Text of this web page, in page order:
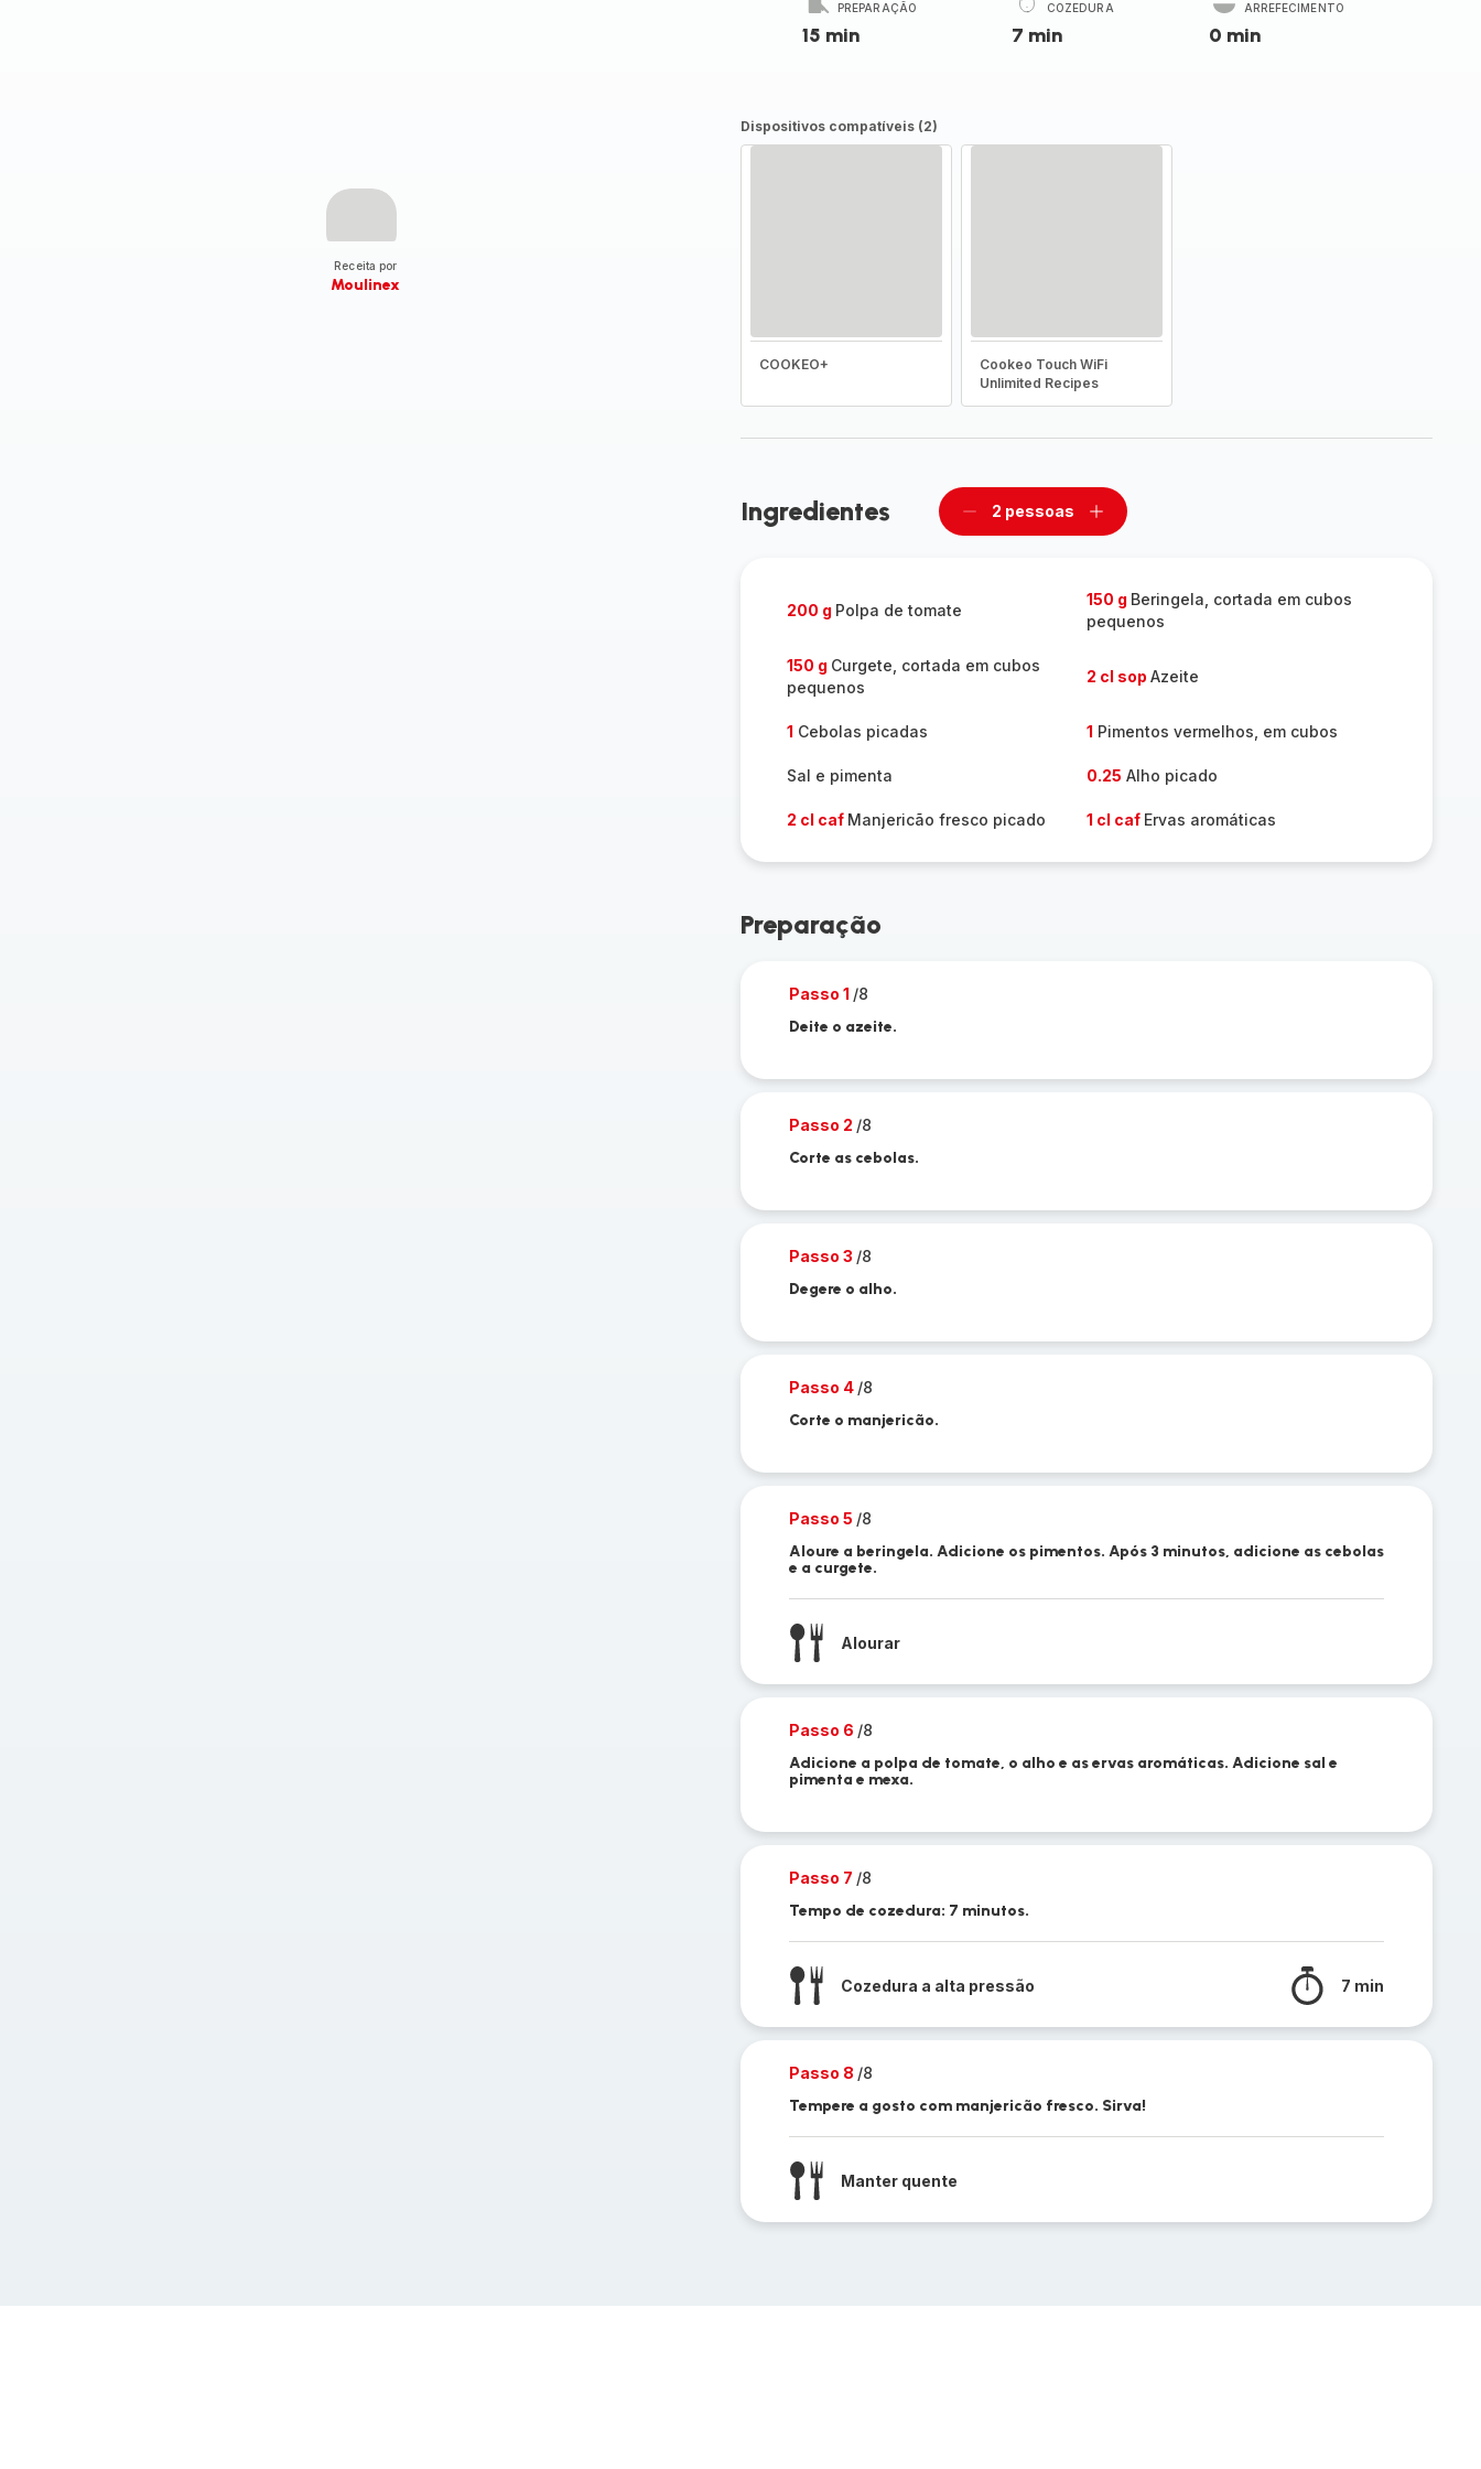
Receita por
Moulinex
PREPARAÇÃO
15 min
COZEDURA
7 min
ARREFECIMENTO
0 min
Dispositivos compatíveis (2)
COOKEO+
Cookeo Touch WiFi
Unlimited Recipes
Ingredientes
Remover
2 pessoas
Adicionar
200 g Polpa de tomate
150 g Beringela, cortada em cubos
pequenos
150 g Curgete, cortada em cubos
pequenos
2 cl sop Azeite
1 Cebolas picadas 1 Pimentos vermelhos, em cubos
Sal e pimenta 0.25 Alho picado
2 cl caf Manjericão fresco picado 1 cl caf Ervas aromáticas
Preparação
Passo 1 /8
Deite o azeite.
Passo 2 /8
Corte as cebolas.
Passo 3 /8
Degere o alho.
Passo 4 /8
Corte o manjericão.
Passo 5 /8
Aloure a beringela. Adicione os pimentos. Após 3 minutos, adicione as cebolas
e a curgete.
Alourar
Passo 6 /8
Adicione a polpa de tomate, o alho e as ervas aromáticas. Adicione sal e
pimenta e mexa.
Passo 7 /8
Tempo de cozedura: 7 minutos.
Cozedura a alta pressão 7 min
Passo 8 /8
Tempere a gosto com manjericão fresco. Sirva!
Manter quente